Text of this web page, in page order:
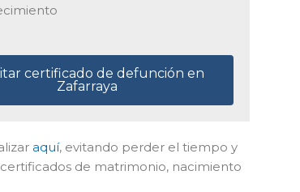
certificado de defunción en
Zafarraya
aquí, evitando perder el tiempo y
de matrimonio, nacimiento